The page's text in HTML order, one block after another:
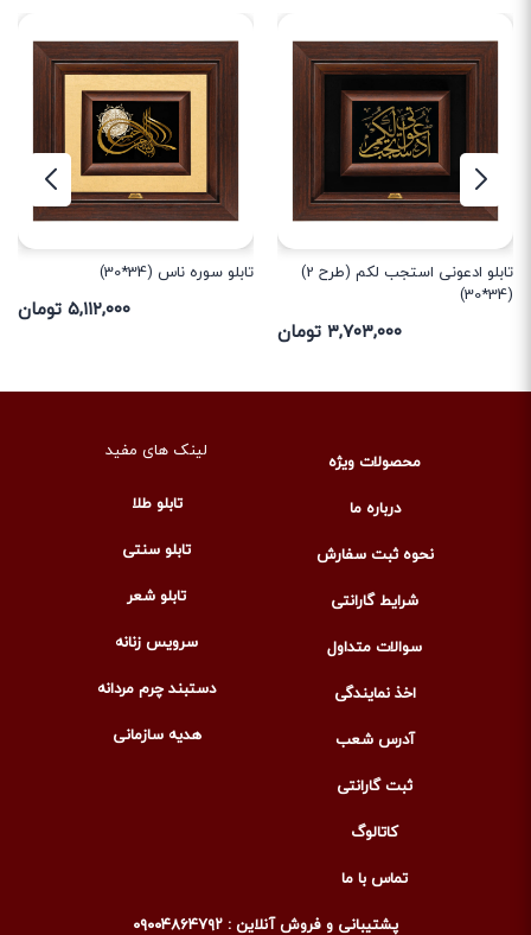
تابلو ادعونی استجب لکم (طرح 2)
(34*30)
۳,۷۰۳,۰۰۰ تومان
تابلو سوره ناس (34*30)
۵,۱۱۲,۰۰۰ تومان
محصولات ویژه
درباره ما
نحوه ثبت سفارش
شرایط گارانتی
سوالات متداول
اخذ نمایندگی
آدرس شعب
ثبت گارانتی
کاتالوگ
تماس با ما
لینک های مفید
تابلو طلا
تابلو سنتی
تابلو شعر
سرویس زنانه
دستبند چرم مردانه
هدیه سازمانی
پشتیبانی و فروش آنلاین : ۰۹۰۰۴۸۶۴۷۹۲